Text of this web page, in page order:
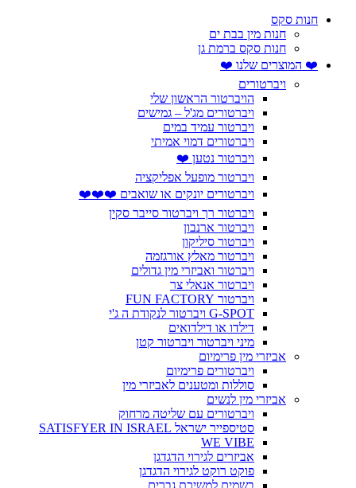
חנות סקס
חנות מין בבת ים
חנות סקס ברמת גן
❤️ המוצרים שלנו ❤️
ויברטורים
הויברטור הראשון שלי
ויברטורים מג'ל – גמישים
ויברטור עמיד במים
ויברטורים דמוי אמיתי
ויברטור נטען ❤️
ויברטור מופעל אפליקציה
ויברטורים יונקים או שואבים ❤️❤️❤️
ויברטור רך ויברטור סייבר סקין
ויברטור ארנבון
ויברטור סיליקון
ויברטור מאלץ אורגזמה
ויברטור ואביזרי מין גדולים
ויברטור אנאלי צר
ויברטור FUN FACTORY
G-SPOT ויברטור לנקודת ה ג'י
דילדו או דילדואים
מיני ויברטור ויברטור קטן
אביזרי מין פרימיום
ויברטורים פרימיום
סוללות ומטענים לאביזרי מין
אביזרי מין לנשים
ויברטורים עם שליטה מרחוק
סטיספייר ישראל SATISFYER IN ISRAEL
WE VIBE
אביזרים לגירוי הדגדגן
פוקט רוקט לגירוי הדגדגן
בשמים למשיכת גברים